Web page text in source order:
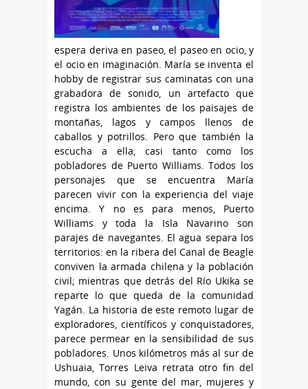
espera deriva en paseo, el paseo en ocio, y
el ocio en imaginación. María se inventa el
hobby de registrar sus caminatas con una
grabadora de sonido, un artefacto que
registra los ambientes de los paisajes de
montañas, lagos y campos llenos de
caballos y potrillos. Pero que también la
escucha a ella, casi tanto como los
pobladores de Puerto Williams. Todos los
personajes que se encuentra María
parecen vivir con la experiencia del viaje
encima. Y no es para menos, Puerto
Williams y toda la Isla Navarino son
parajes de navegantes. El agua separa los
territorios: en la ribera del Canal de Beagle
conviven la armada chilena y la población
civil; mientras que detrás del Río Ukika se
reparte lo que queda de la comunidad
Yagán. La historia de este remoto lugar de
exploradores, científicos y conquistadores,
parece permear en la sensibilidad de sus
pobladores. Unos kilómetros más al sur de
Ushuaia, Torres Leiva retrata otro fin del
mundo, con su gente del mar, mujeres y